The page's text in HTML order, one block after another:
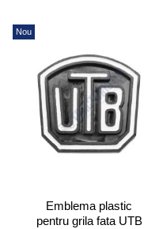
Nou
Emblema plastic
pentru grila fata UTB